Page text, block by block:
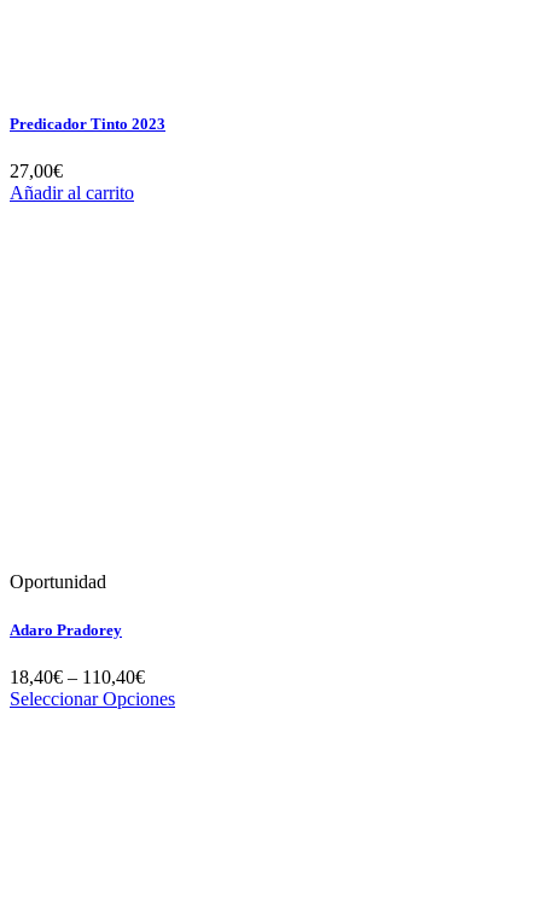
Predicador Tinto 2023
27,00€
Añadir al carrito
Oportunidad
Adaro Pradorey
18,40€ – 110,40€
Seleccionar Opciones